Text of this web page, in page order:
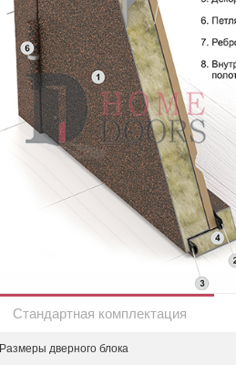
Стандартная комплектация
Размеры дверного блока